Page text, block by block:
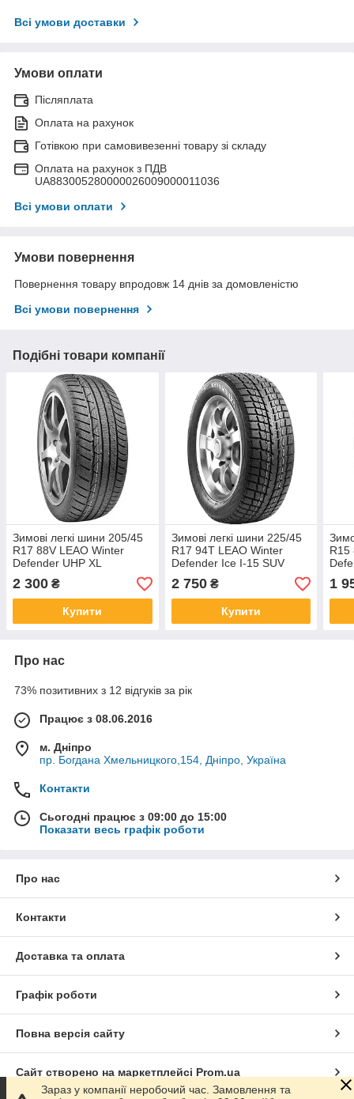
Всі умови доставки
Умови оплати
Післяплата
Оплата на рахунок
Готівкою при самовивезенні товару зі складу
Оплата на рахунок з ПДВ
UA883005280000026009000011036
Всі умови оплати
Умови повернення
Повернення товару впродовж 14 днів за домовленістю
Всі умови повернення
Подібні товари компанії
Зимові легкі шини 205/45
R17 88V LEAO Winter
Defender UHP XL
2 300 ₴
Купити
Зимові легкі шини 225/45
R17 94T LEAO Winter
Defender Ice I-15 SUV
2 750₴
Купити
R15
1
Про нас
73% позитивних з 12 відгуків за рік
Працює з 08.06.2016
м. Дніпро
пр. Богдана Хмельницкого,154, Дніпро, Україна
Контакти
Сьогодні працює з 09:00 до 15:00
Показати весь графік роботи
Про нас
Контакти
Доставка та оплата
Графік роботи
Повна версія сайту
Сайт створено на маркетплейсі Prom.ua
Зараз у компанії неробочий час. Замовлення та